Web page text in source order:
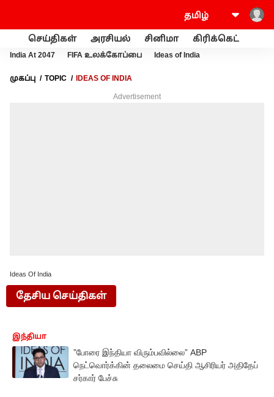
செய்திகள் அரசியல் சினிமா கிரிக்கெட்
India At 2047 FIFA உலக்கோப்பை Ideas of India
முகப்பு TOPIC IDEAS OF INDIA
Advertisement
Ideas Of India
தேசிய செய்திகள்
இந்தியா
”போரை இந்தியா விரும்பவில்லை” ABP
நெட்வொர்க்கின் தலைமை செய்தி ஆசிரியர் அதிதேப்
சர்கார் பேச்சு